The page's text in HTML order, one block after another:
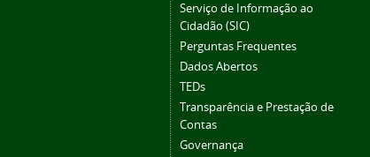
Serviço de Informação ao
Cidadão (SIC)
Perguntas Frequentes
Dados Abertos
TEDs
Transparência e Prestação de
Contas
Governança